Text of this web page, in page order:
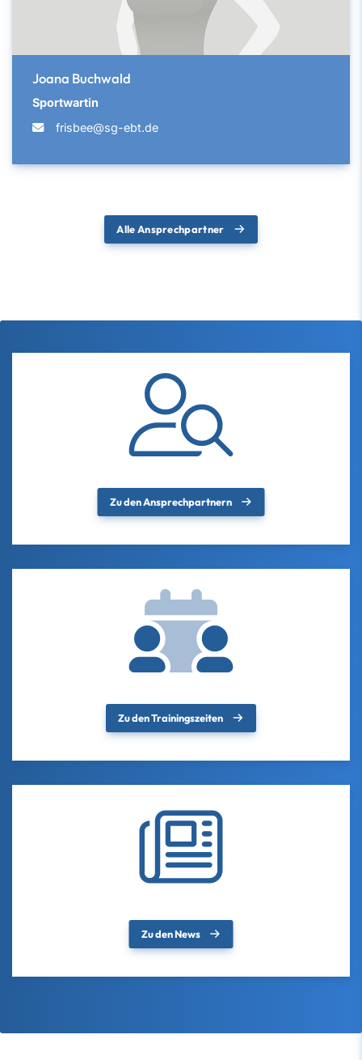
Joana Buchwald
Sportwartin
frisbee@sg-ebt.de
Alle Ansprechpartner
Zu den Ansprechpartnern
Zu den Trainingszeiten
Zu den News